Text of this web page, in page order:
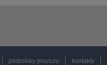
podmínky provozu kontakty